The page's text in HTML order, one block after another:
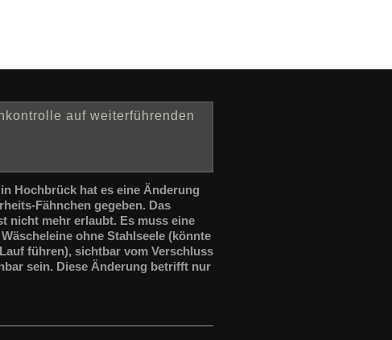
auf weiterführenden
Hochbrück hat es eine Änderung
Fähnchen gegeben. Das
nicht mehr erlaubt. Es muss eine
ohne Stahlseele (könnte
führen), sichtbar vom Verschluss
sein. Diese Änderung betrifft nur